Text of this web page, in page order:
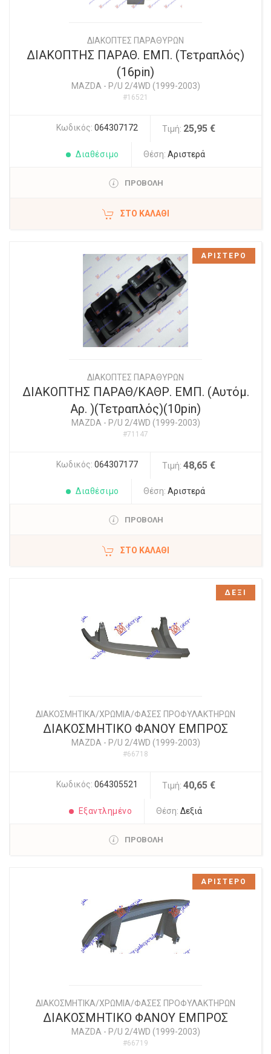
ΔΙΑΚΟΠΤΕΣ ΠΑΡΑΘΥΡΩΝ
ΔΙΑΚΟΠΤΗΣ ΠΑΡΑΘ. ΕΜΠ. (Τετραπλός)
(16pin)
MAZDA- P/U 2/4WD (1999-2003)
#16521
Κωδικός: 064307172 Τιμή: 25,95 €
Διαθέσιμο Θέση: Αριστερά
ΠΡΟΒΟΛΗ
ΣΤΟ ΚΑΛΆΘΙ
ΔΙΑΚΟΠΤΕΣ ΠΑΡΑΘΥΡΩΝ
ΔΙΑΚΟΠΤΗΣ ΠΑΡΑΘ/ΚΑΘΡ. ΕΜΠ. (Aυτόμ.
Αρ. )(Τετραπλός)(10pin)
MAZDA- P/U 2/4WD (1999-2003)
#71147
Κωδικός: 064307177 Τιμή: 48,65 €
Διαθέσιμο Θέση: Αριστερά
ΠΡΟΒΟΛΗ
ΣΤΟ ΚΑΛΆΘΙ
ΑΡΙΣΤΕΡΟ
ΔΙΑΚΟΣΜΗΤΙΚΑ/ΧΡΩΜΙΑ/ΦΑΣΕΣ ΠΡΟΦΥΛΑΚΤΗΡΩΝ
ΔΙΑΚΟΣΜΗΤΙΚΟ ΦΑΝΟΥ ΕΜΠΡΟΣ
MAZDA- P/U 2/4WD (1999-2003)
#66718
Κωδικός: 064305521 Τιμή: 40,65 €
Εξαντλημένο Θέση:Δεξιά
ΠΡΟΒΟΛΗ
ΔΕΞΙ
ΔΙΑΚΟΣΜΗΤΙΚΑ/ΧΡΩΜΙΑ/ΦΑΣΕΣ ΠΡΟΦΥΛΑΚΤΗΡΩΝ
ΔΙΑΚΟΣΜΗΤΙΚΟ ΦΑΝΟΥ ΕΜΠΡΟΣ
MAZDA- P/U 2/4WD (1999-2003)
#66719
ΑΡΙΣΤΕΡΟ